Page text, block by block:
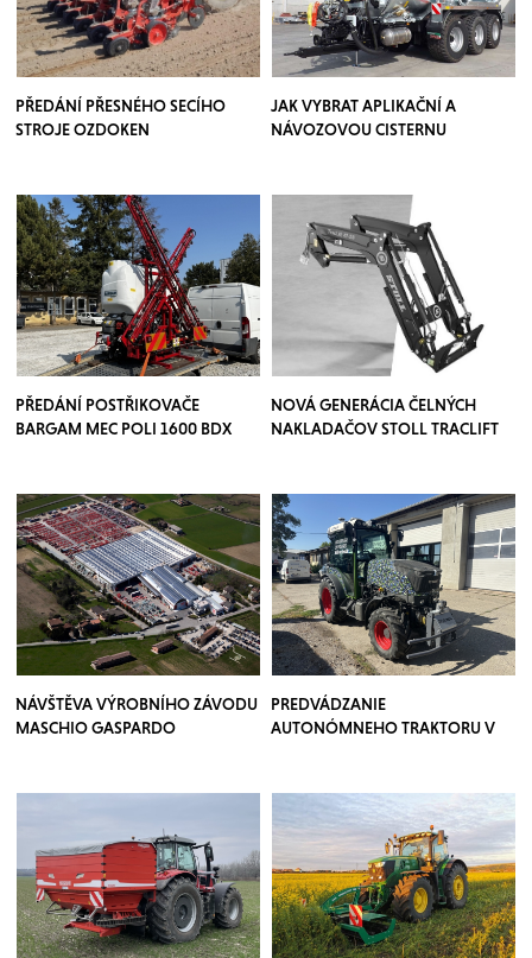
PŘEDÁNÍ PŘESNÉHO SECÍHO
STROJE OZDOKEN
JAK VYBRAT APLIKAČNÍ A
NÁVOZOVOU CISTERNU
PŘEDÁNÍ POSTŘIKOVAČE
BARGAM MEC POLI 1600 BDX
NOVÁ GENERÁCIA ČELNÝCH
NAKLADAČOV STOLL TRACLIFT
NÁVŠTĚVA VÝROBNÍHO ZÁVODU
MASCHIO GASPARDO
PREDVÁDZANIE
AUTONÓMNEHO TRAKTORU V